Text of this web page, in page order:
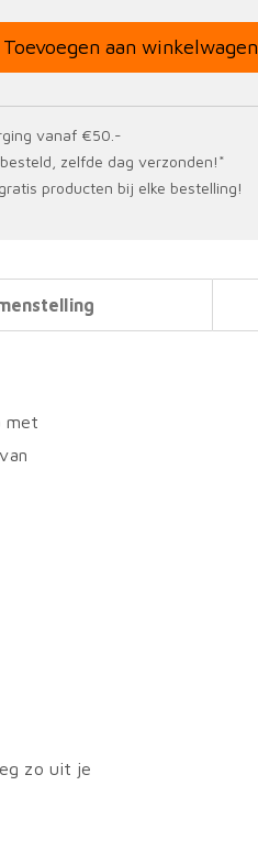
Toevoegen aan winkelwagen
vanaf €50.-
zelfde dag verzonden!*
producten bij elke bestelling!
met
zo uit je